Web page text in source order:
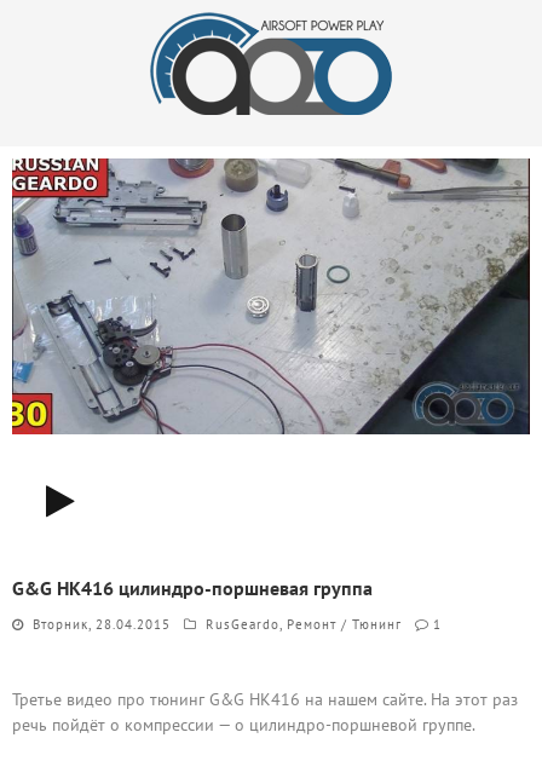
G&G HK416 цилиндро-поршневая группа
Вторник, 28.04.2015 RusGeardo, Ремонт / Тюнинг 1
Третье видео про тюнинг G&G HK416 на нашем сайте. На этот раз
речь пойдёт о компрессии — о цилиндро-поршневой группе.